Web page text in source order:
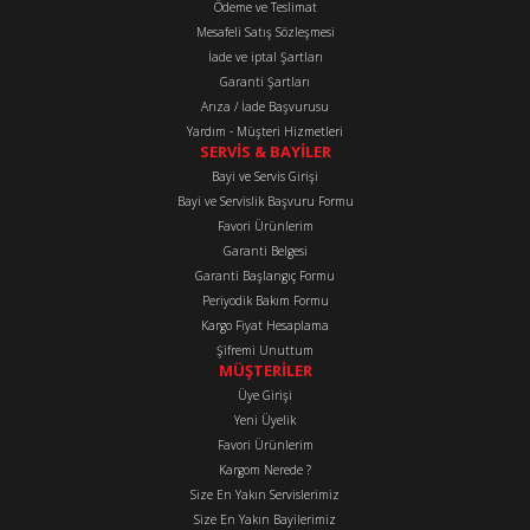
Ürün bilgilerinde hatalar bulunuyor.
Ürün fiyatı diğer sitelerden daha pahalı.
Bu ürüne benzer farklı alternatifler olmalı.
Gönder
Ödeme ve Teslimat
Mesafeli Satış Sözleşmesi
İade ve iptal Şartları
Garanti Şartları
Arıza / İade Başvurusu
Yardım - Müşteri Hizmetleri
SERVİS & BAYİLER
Bayi ve Servis Girişi
Bayi ve Servislik Başvuru Formu
Favori Ürünlerim
Garanti Belgesi
Garanti Başlangıç Formu
Periyodik Bakım Formu
Kargo Fiyat Hesaplama
Şifremi Unuttum
MÜŞTERİLER
Üye Girişi
Yeni Üyelik
Favori Ürünlerim
Kargom Nerede ?
Size En Yakın Servislerimiz
Size En Yakın Bayilerimiz